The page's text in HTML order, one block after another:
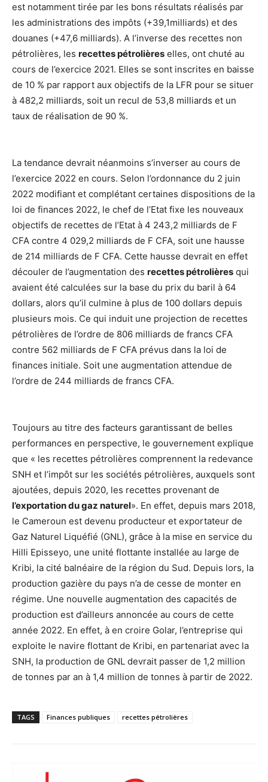
est notamment tirée par les bons résultats réalisés par
les administrations des impôts (+39,1milliards) et des
douanes (+47,6 milliards). A l’inverse des recettes non
pétrolières, les recettes pétrolières elles, ont chuté au
cours de l’exercice 2021. Elles se sont inscrites en baisse
de 10 % par rapport aux objectifs de la LFR pour se situer
à 482,2 milliards, soit un recul de 53,8 milliards et un
taux de réalisation de 90 %.
La tendance devrait néanmoins s’inverser au cours de
l’exercice 2022 en cours. Selon l’ordonnance du 2 juin
2022 modifiant et complétant certaines dispositions de la
loi de finances 2022, le chef de l’Etat fixe les nouveaux
objectifs de recettes de l’Etat à 4 243,2 milliards de F
CFA contre 4 029,2 milliards de F CFA, soit une hausse
de 214 milliards de F CFA. Cette hausse devrait en effet
découler de l’augmentation des recettes pétrolières qui
avaient été calculées sur la base du prix du baril à 64
dollars, alors qu’il culmine à plus de 100 dollars depuis
plusieurs mois. Ce qui induit une projection de recettes
pétrolières de l’ordre de 806 milliards de francs CFA
contre 562 milliards de F CFA prévus dans la loi de
finances initiale. Soit une augmentation attendue de
l’ordre de 244 milliards de francs CFA.
Toujours au titre des facteurs garantissant de belles
performances en perspective, le gouvernement explique
que « les recettes pétrolières comprennent la redevance
SNH et l’impôt sur les sociétés pétrolières, auxquels sont
ajoutées, depuis 2020, les recettes provenant de
l’exportation du gaz naturel». En effet, depuis mars 2018,
le Cameroun est devenu producteur et exportateur de
Gaz Naturel Liquéfié (GNL), grâce à la mise en service du
Hilli Episseyo, une unité flottante installée au large de
Kribi, la cité balnéaire de la région du Sud. Depuis lors, la
production gazière du pays n’a de cesse de monter en
régime. Une nouvelle augmentation des capacités de
production est d’ailleurs annoncée au cours de cette
année 2022. En effet, à en croire Golar, l’entreprise qui
exploite le navire flottant de Kribi, en partenariat avec la
SNH, la production de GNL devrait passer de 1,2 million
de tonnes par an à 1,4 million de tonnes à partir de 2022.
TAGS Finances publiques recettes pétrolières